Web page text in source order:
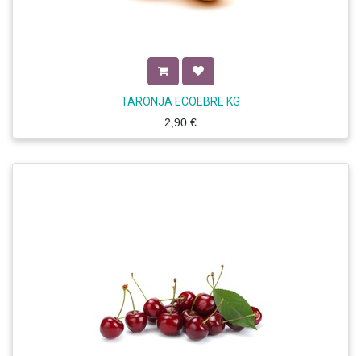
TARONJA ECOEBRE KG
2,90 €